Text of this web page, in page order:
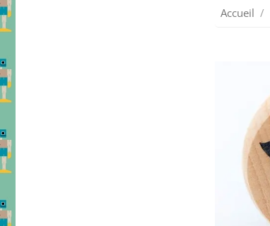
Accueil